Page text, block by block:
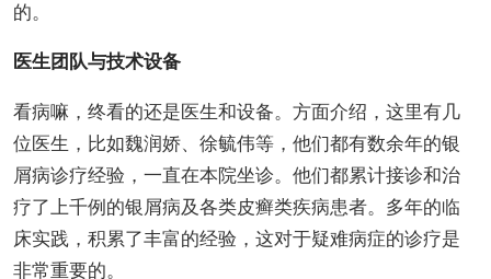
的。
医生团队与技术设备
看病嘛，终看的还是医生和设备。方面介绍，这里有几
位医生，比如魏润娇、徐毓伟等，他们都有数余年的银
屑病诊疗经验，一直在本院坐诊。他们都累计接诊和治
疗了上千例的银屑病及各类皮癣类疾病患者。多年的临
床实践，积累了丰富的经验，这对于疑难病症的诊疗是
非常重要的。